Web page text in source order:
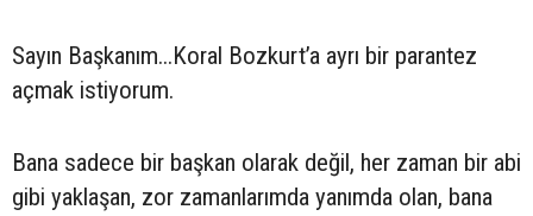
Sayın Başkanım...Koral Bozkurt’a ayrı bir parantez
açmak istiyorum.
Bana sadece bir başkan olarak değil, her zaman bir abi
gibi yaklaşan, zor zamanlarımda yanımda olan, bana